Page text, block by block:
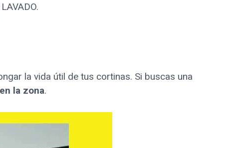
la vida útil de tus cortinas. Si buscas una
la zona.